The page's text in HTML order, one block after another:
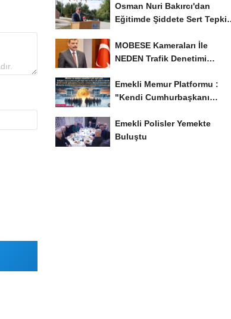
Osman Nuri Bakırcı'dan
Eğitimde Şiddete Sert Tepki:
MOBESE Kameraları İle
NEDEN Trafik Denetimi
Emekli Memur Platformu :
"Kendi Cumhurbaşkanı
Emekli Polisler Yemekte
Buluştu